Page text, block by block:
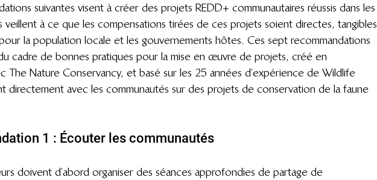
suivantes visent à créer des projets REDD+ communautaires réussis dans les
veillent à ce que les compensations tirées de ces projets soient directes, tangibles
la population locale et les gouvernements hôtes. Ces sept recommandations
cadre de bonnes pratiques pour la mise en œuvre de projets, créé en
The Nature Conservancy, et basé sur les 25 années d’expérience de Wildlife
directement avec les communautés sur des projets de conservation de la faune
1 : Écouter les communautés
doivent d’abord organiser des séances approfondies de partage de